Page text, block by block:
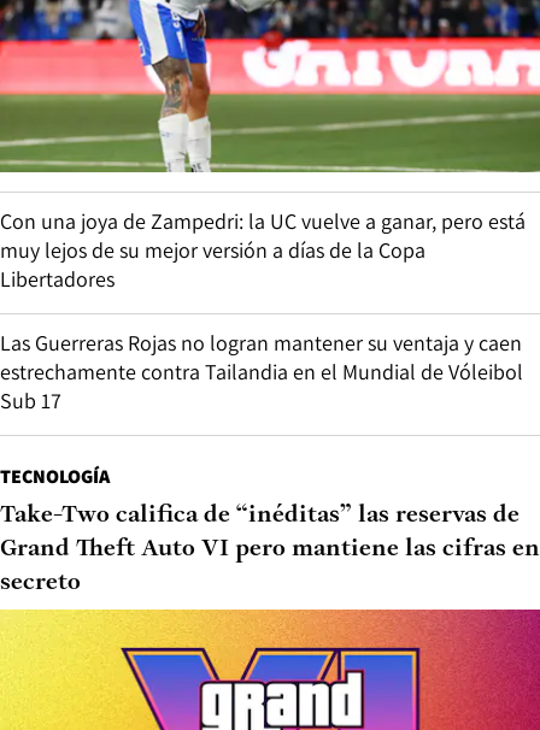
Con una joya de Zampedri: la UC vuelve a ganar, pero está
muy lejos de su mejor versión a días de la Copa
Libertadores
Las Guerreras Rojas no logran mantener su ventaja y caen
estrechamente contra Tailandia en el Mundial de Vóleibol
Sub 17
TECNOLOGÍA
Take-Two califica de “inéditas” las reservas de
Grand Theft Auto VI pero mantiene las cifras en
secreto